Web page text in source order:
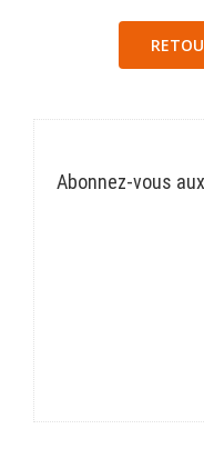
Abonnez-vous